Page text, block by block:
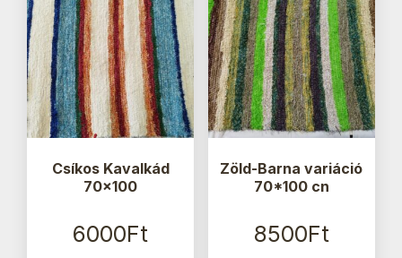
Csíkos Kavalkád
70×100
6000Ft
Zöld-Barna variáció
70*100 cn
8500Ft